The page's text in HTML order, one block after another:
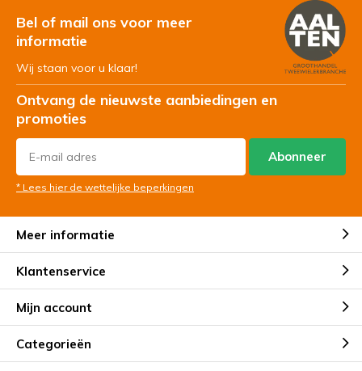
Bel of mail ons voor meer
informatie
Wij staan voor u klaar!
Ontvang de nieuwste aanbiedingen en
promoties
Abonneer
* Lees hier de wettelijke beperkingen
Meer informatie
Klantenservice
Mijn account
Categorieën